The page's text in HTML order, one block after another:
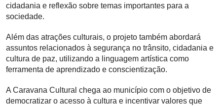
cidadania e reflexão sobre temas importantes para a
sociedade.
Além das atrações culturais, o projeto também abordará
assuntos relacionados à segurança no trânsito, cidadania e
cultura de paz, utilizando a linguagem artística como
ferramenta de aprendizado e conscientização.
A Caravana Cultural chega ao município com o objetivo de
democratizar o acesso à cultura e incentivar valores que